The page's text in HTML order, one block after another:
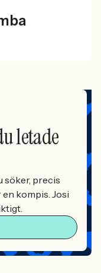
letade
söker, precis
kompis. Josi